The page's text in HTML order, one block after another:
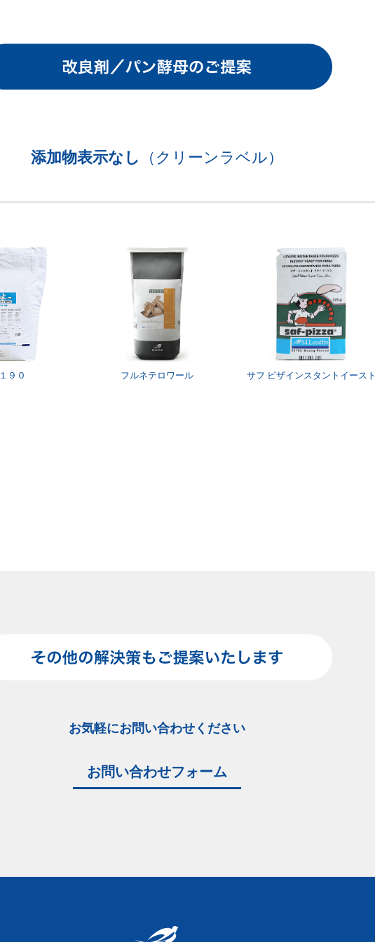
添加物表示なし （クリーンラベル）
９０ フルネテロワール サフ ピザインスタントイースト
お気軽にお問い合わせください
お問い合わせフォーム